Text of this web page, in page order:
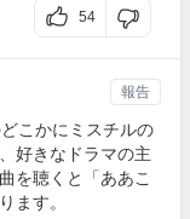
54
こかにミスチルの
好きなドラマの主
を聴くと「ああこ
ます。
報告